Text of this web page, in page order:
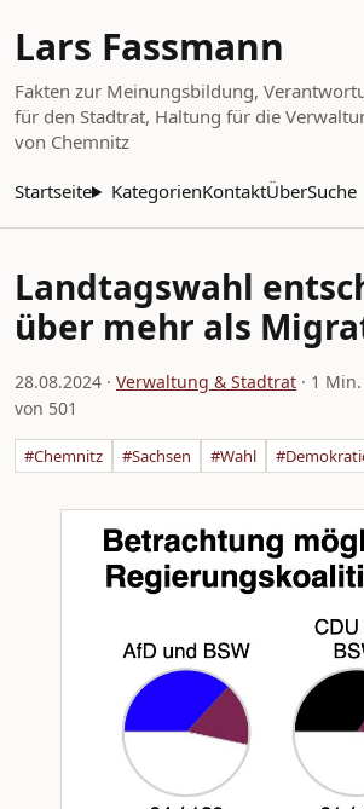
Lars Fassmann
Fakten zur Meinungsbildung,
für den Stadtrat, Haltung für die
von Chemnitz
Startseite KategorienKontaktÜberSuche
Landtagswahl
über mehr als
28.08.2024 · Verwaltung & Stadtrat · 1
von 501
#Chemnitz #Sachsen #Wahl